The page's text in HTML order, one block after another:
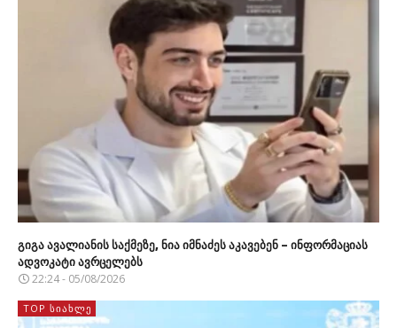
გიგა ავალიანის საქმეზე, ნია იმნაძეს აკავებენ – ინფორმაციას
ადვოკატი ავრცელებს
22:24 - 05/08/2026
TOP ᲡᲘᲐᲮᲚᲔ